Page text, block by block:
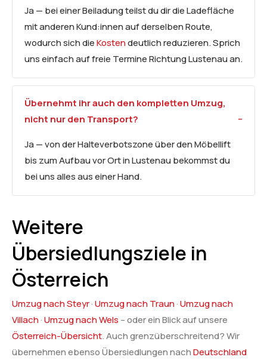
Ja — bei einer Beiladung teilst du dir die Ladefläche
mit anderen Kund:innen auf derselben Route,
wodurch sich dieKostendeutlich reduzieren. Sprich
uns einfach auf freie Termine Richtung Lustenau an.
Übernehmt ihr auch den kompletten Umzug,
nicht nur den Transport?
Ja — von der Halteverbotszone über den Möbellift
bis zum Aufbau vor Ort in Lustenau bekommst du
bei uns alles aus einer Hand.
Weitere
Übersiedlungsziele in
Österreich
Umzug nach Steyr·Umzug nach Traun·Umzug nach
Villach·Umzug nach Wels – oder ein Blick auf unsere
Österreich-Übersicht. Auch grenzüberschreitend? Wir
übernehmen ebenso Übersiedlungen nachDeutschland